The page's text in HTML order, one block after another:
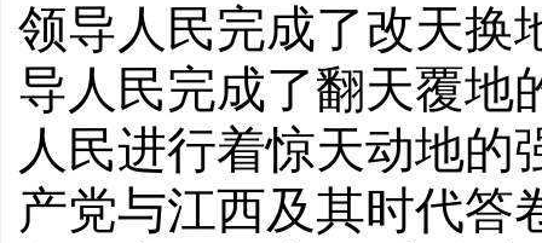
领导人民完成了改天换
导人民完成了翻天覆地
人民进行着惊天动地的
产党与江西及其时代答